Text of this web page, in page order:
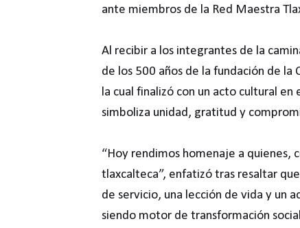
ante miembros de la Red Maestra
Al recibir a los integrantes de la
de los 500 años de la fundación de la
la cual finalizó con un acto cultural
simboliza unidad, gratitud y
“Hoy rendimos homenaje a quienes,
tlaxcalteca”, enfatizó tras resaltar
de servicio, una lección de vida y un
siendo motor de transformación